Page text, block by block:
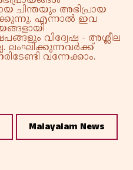
ചിന്തയും അഭിപ്രായ
എന്നാൽ ഇവ
വിദ്വേഷ - അശ്ലീല
ലംഘിക്കുന്നവർക്ക്
വന്നേക്കാം.
Malayalam News